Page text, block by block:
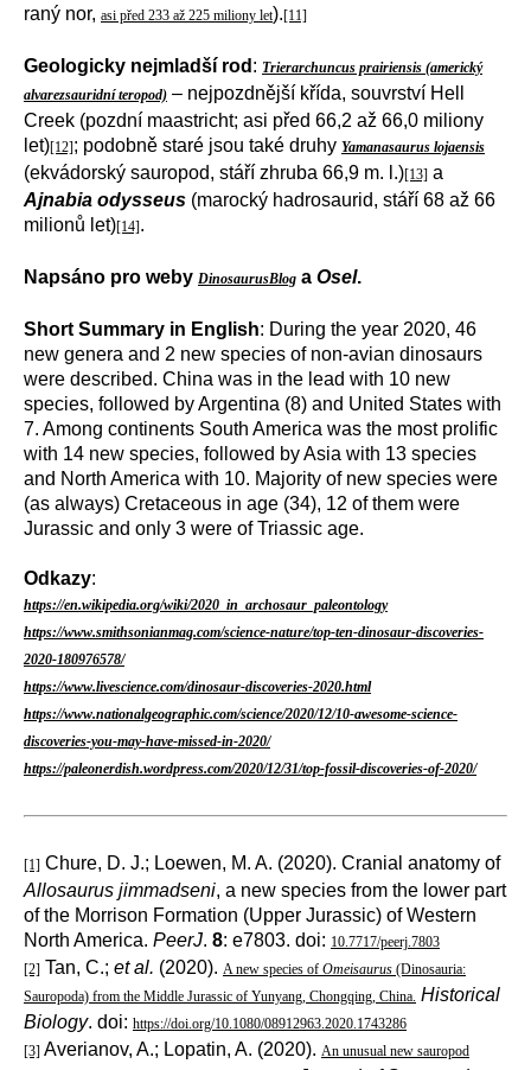
raný nor, asi před 233 až 225 miliony let).[11]
Geologicky nejmladší rod : Trierarchuncus prairiensis (americký
alvarezsauridní teropod) – nejpozdnější křída, souvrství Hell
Creek (pozdní maastricht; asi před 66,2 až 66,0 miliony
let)[12]; podobně staré jsou také druhy Yamanasaurus lojaensis
(ekvádorský sauropod, stáří zhruba 66,9 m. l.)[13] a
Ajnabia odysseus (marocký hadrosaurid, stáří 68 až 66
milionů let)[14].
Napsáno pro weby DinosaurusBlog a Osel.
Short Summary in English: During the year 2020, 46
new genera and 2 new species of non-avian dinosaurs
were described. China was in the lead with 10 new
species, followed by Argentina (8) and United States with
7. Among continents South America was the most prolific
with 14 new species, followed by Asia with 13 species
and North America with 10. Majority of new species were
(as always) Cretaceous in age (34), 12 of them were
Jurassic and only 3 were of Triassic age.
Odkazy:
https://en.wikipedia.org/wiki/2020_in_archosaur_paleontology
https://www.smithsonianmag.com/science-nature/top-ten-dinosaur-discoveries-
2020-180976578/
https://www.livescience.com/dinosaur-discoveries-2020.html
https://www.nationalgeographic.com/science/2020/12/10-awesome-science-
discoveries-you-may-have-missed-in-2020/
https://paleonerdish.wordpress.com/2020/12/31/top-fossil-discoveries-of-2020/
[1] Chure, D. J.; Loewen, M. A. (2020). Cranial anatomy of
Allosaurus jimmadseni, a new species from the lower part
of the Morrison Formation (Upper Jurassic) of Western
North America. PeerJ. 8: e7803. doi: 10.7717/peerj.7803
[2] Tan, C.; et al. (2020). A new species of Omeisaurus (Dinosauria:
Sauropoda) from the Middle Jurassic of Yunyang, Chongqing, China. Historical
Biology. doi: https://doi.org/10.1080/08912963.2020.1743286
[3] Averianov, A.; Lopatin, A. (2020). An unusual new sauropod